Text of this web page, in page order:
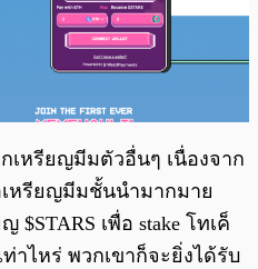
กเหรียญมีมตัวอื่นๆ เนื่องจาก
เหรียญมีมชั้นนำมากมาย
เพื่อ stake โทเค็
าไหร่ พวกเขาก็จะยิ่งได้รับ